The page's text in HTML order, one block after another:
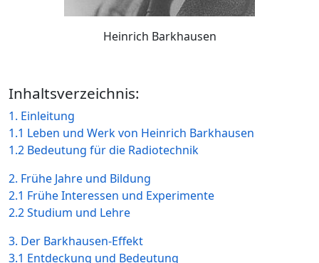
Heinrich Barkhausen
Inhaltsverzeichnis:
1. Einleitung
1.1 Leben und Werk von Heinrich Barkhausen
1.2 Bedeutung für die Radiotechnik
2. Frühe Jahre und Bildung
2.1 Frühe Interessen und Experimente
2.2 Studium und Lehre
3. Der Barkhausen-Effekt
3.1 Entdeckung und Bedeutung